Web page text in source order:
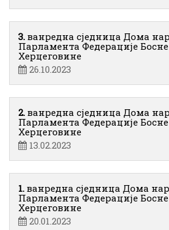
3. ванредна сједница Дома
Парламента Федерације
Херцеговине
26.10.2023
2. ванредна сједница Дома
Парламента Федерације
Херцеговине
13.02.2023
1. ванредна сједница Дома
Парламента Федерације
Херцеговине
20.01.2023